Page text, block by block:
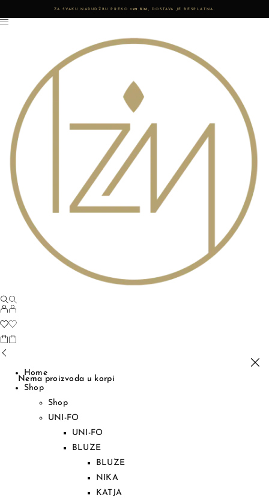
ZA SVAKU NARUDŽBU PREKO 199 KM , DOSTAVA JE BESPLATNA.
Nema proizvoda u korpi
Home
Shop
Shop
UNI-FO
UNI-FO
BLUZE
BLUZE
NIKA
KATJA